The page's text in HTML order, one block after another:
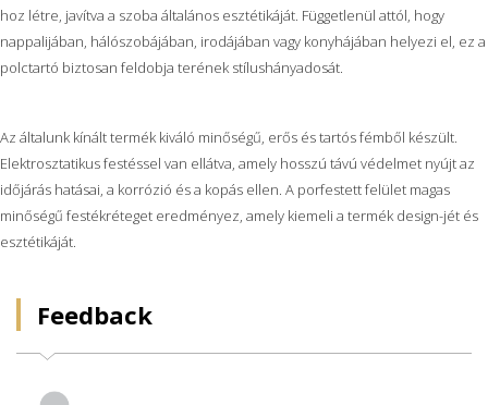
hoz létre, javítva a szoba általános esztétikáját. Függetlenül attól, hogy
nappalijában, hálószobájában, irodájában vagy konyhájában helyezi el, ez a
polctartó biztosan feldobja terének stílushányadosát.
Az általunk kínált termék kiváló minőségű, erős és tartós fémből készült.
Elektrosztatikus festéssel van ellátva, amely hosszú távú védelmet nyújt az
időjárás hatásai, a korrózió és a kopás ellen. A porfestett felület magas
minőségű festékréteget eredményez, amely kiemeli a termék design-jét és
esztétikáját.
Feedback